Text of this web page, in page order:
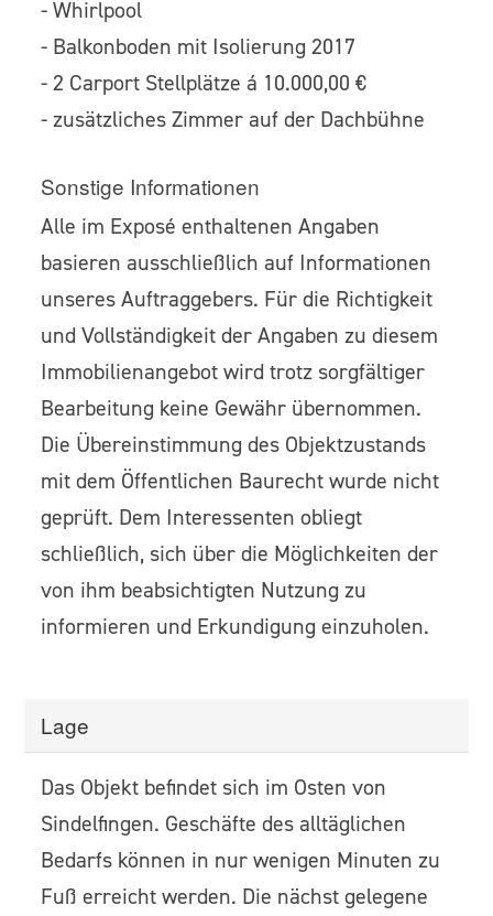
- Whirlpool
- Balkonboden mit Isolierung 2017
- 2 Carport Stellplätze á 10.000,00 €
- zusätzliches Zimmer auf der Dachbühne
Sonstige Informationen
Alle im Exposé enthaltenen Angaben
basieren ausschließlich auf Informationen
unseres Auftraggebers. Für die Richtigkeit
und Vollständigkeit der Angaben zu diesem
Immobilienangebot wird trotz sorgfältiger
Bearbeitung keine Gewähr übernommen.
Die Übereinstimmung des Objektzustands
mit dem Öffentlichen Baurecht wurde nicht
geprüft. Dem Interessenten obliegt
schließlich, sich über die Möglichkeiten der
von ihm beabsichtigten Nutzung zu
informieren und Erkundigung einzuholen.
Lage
Das Objekt befindet sich im Osten von
Sindelfingen. Geschäfte des alltäglichen
Bedarfs können in nur wenigen Minuten zu
Fuß erreicht werden. Die nächst gelegene